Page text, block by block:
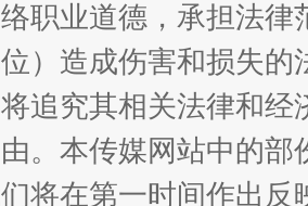
谋全局
今
职业道德，承担法
）造成伤害和损失
追究其相关法律和
。本传媒网站中的
将在第一时间作出